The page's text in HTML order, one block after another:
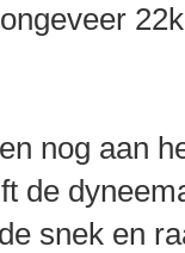
nog aan
de
snek en